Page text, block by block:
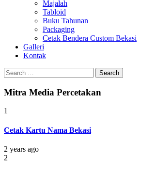
Majalah
Tabloid
Buku Tahunan
Packaging
Cetak Bendera Custom Bekasi
Galleri
Kontak
Search
for:
Mitra Media Percetakan
1
Cetak Kartu Nama Bekasi
2 years ago
2